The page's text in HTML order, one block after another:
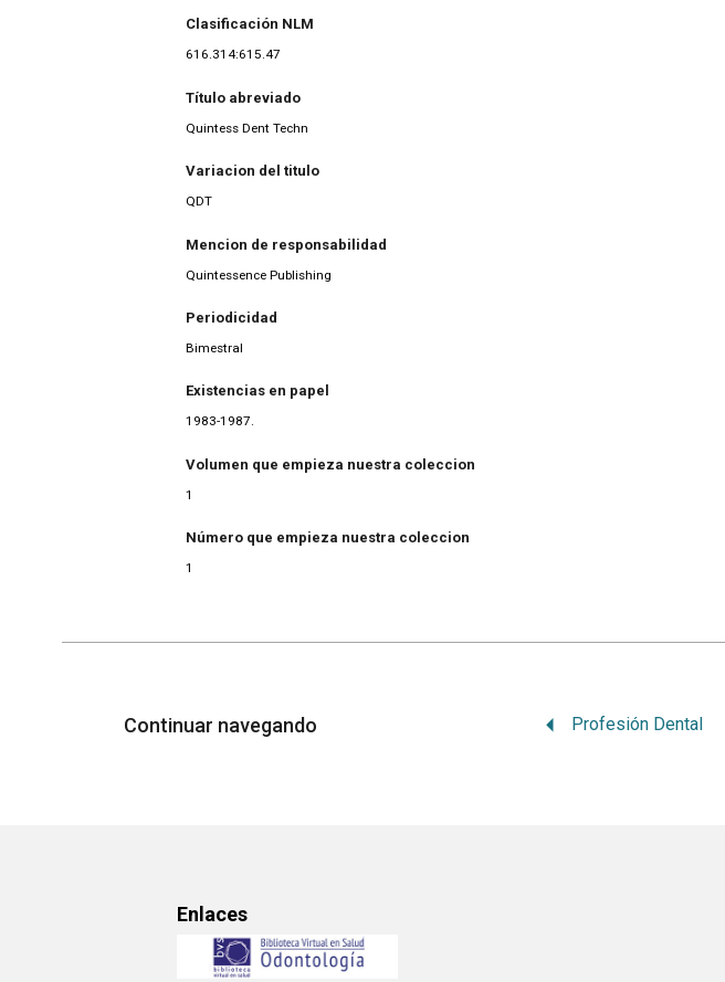
Clasificación NLM
616.314:615.47
Título abreviado
Quintess Dent Techn
Variacion del titulo
QDT
Mencion de responsabilidad
Quintessence Publishing
Periodicidad
Bimestral
Existencias en papel
1983-1987.
Volumen que empieza nuestra coleccion
1
Número que empieza nuestra coleccion
1
Continuar navegando Profesión Dental
Enlaces